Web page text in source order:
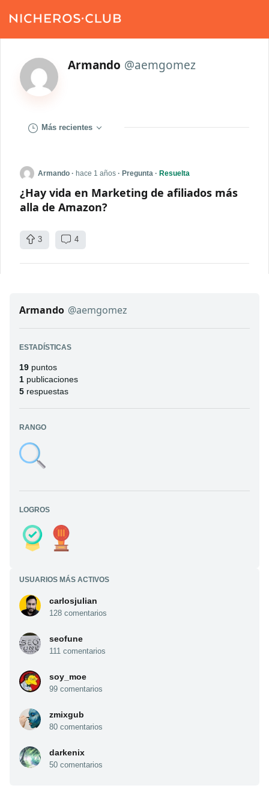
Armando @aemgomez
Más recientes
Armando · hace 1 años · Pregunta · Resuelta
¿Hay vida en Marketing de afiliados más
alla de Amazon?
3 4
Armando @aemgomez
ESTADÍSTICAS
19 puntos
1 publicaciones
5 respuestas
RANGO
LOGROS
USUARIOS MÁS ACTIVOS
carlosjulian
128 comentarios
seofune
111 comentarios
soy_moe
99 comentarios
zmixgub
80 comentarios
darkenix
50 comentarios